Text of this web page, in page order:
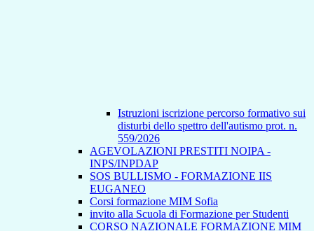
Istruzioni iscrizione percorso formativo sui
disturbi dello spettro dell'autismo prot. n.
559/2026
AGEVOLAZIONI PRESTITI NOIPA -
INPS/INPDAP
SOS BULLISMO - FORMAZIONE IIS
EUGANEO
Corsi formazione MIM Sofia
invito alla Scuola di Formazione per Studenti
CORSO NAZIONALE FORMAZIONE MIM